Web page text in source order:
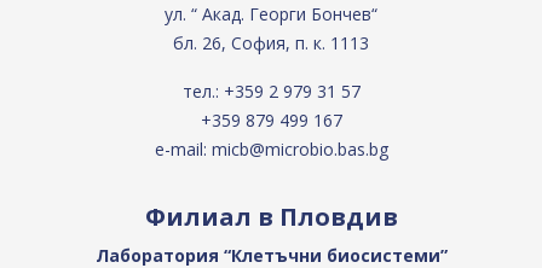
ул. “ Акад. Георги Бончев“
бл. 26, София, п. к. 1113
тел.: +359 2 979 31 57
+359 879 499 167
e-mail: micb@microbio.bas.bg
Филиал в Пловдив
Лаборатория “Клетъчни биосистеми”